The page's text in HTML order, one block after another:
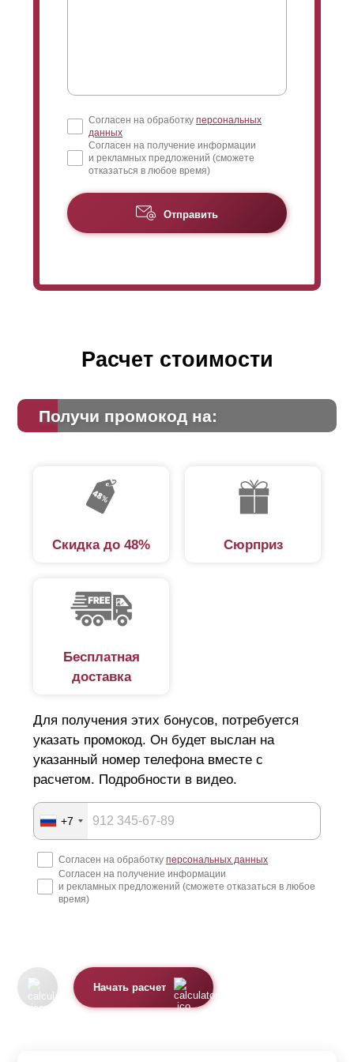
Согласен на обработку персональных
данных
Согласен на получение информации
и рекламных предложений (сможете
отказаться в любое время)
Отправить
Расчет стоимости
Получи промокод на:
Скидка до 48% Сюрприз
Бесплатная
доставка
Для получения этих бонусов, потребуется
указать промокод. Он будет выслан на
указанный номер телефона вместе с
расчетом. Подробности в видео.
+7
Согласен на обработку персональных данных
Согласен на получение информации
и рекламных предложений (сможете отказаться в любое
время)
Начать расчет